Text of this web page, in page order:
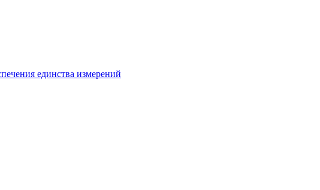
единства измерений